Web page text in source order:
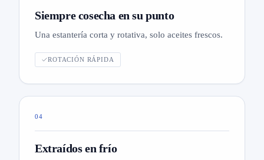
Siempre cosecha en su punto
Una estantería corta y rotativa, solo aceites frescos.
ROTACIÓN RÁPIDA
04
Extraídos en frío